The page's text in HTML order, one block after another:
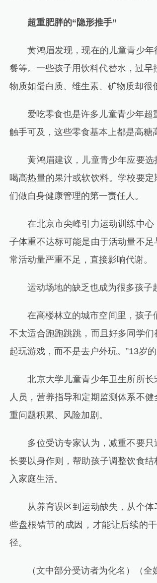
超重肥胖的“隐形推手”
黄鸿眉发现，现在的儿童青少年
餐等。一些孩子用饮料代替水，过
物质如蛋白质、维生素、矿物质却很
爱吃零食也是许多儿童青少年超
触手可及，这些零食基本上都是高糖
黄鸿眉建议，儿童青少年应要选
喝高热量的果汁或软饮料。学校要
们做自身健康管理的第一责任人。
在北京市尖峰引力运动训练中心
子体重不达标可能是由于活动量不
常活动量严重不足，直接影响代谢。
运动场地的缺乏也成为很多孩子
在高楼林立的城市空间里，孩子们
不太适合跑跑跳跳，而且好多同学
起玩游戏，而不是去户外玩。”13岁的
北京大学儿童青少年卫生所所长
人员，营养指导和定期监测体系不
重问题积累、风险加剧。
多位受访专家认为，减重不要只
长要以身作则，帮助孩子调整饮食
入家庭生活。
从养育误区到运动缺失，从个体
些盘根错节的成因，才能让后续的
径。
（文中部分受访者为化名）（全